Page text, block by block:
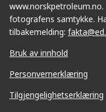
fotografens samtykke.
tilbakemelding:
Bruk av innhold
Personvernerklæring
Tilgjengelighetserklæring